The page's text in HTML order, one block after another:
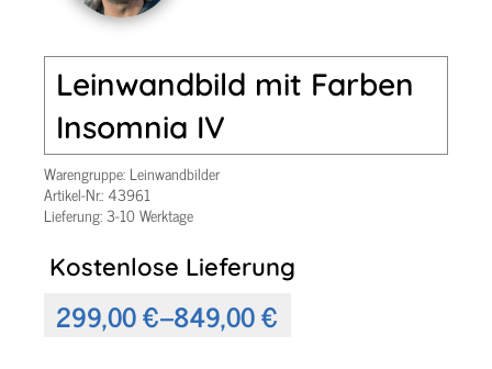
Leinwandbild mit Farben
Insomnia IV
Warengruppe: Leinwandbilder
Artikel-Nr.: 43961
Lieferung: 3-10 Werktage
Kostenlose Lieferung
299,00€–849,00€
Preisspanne: